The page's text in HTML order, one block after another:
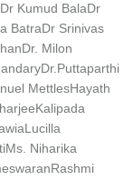
Dr Kumud BalaDr
BatraDr Srinivas
Dr. Milon
Dr.Puttaparthi
MettlesHayath
Kalipada
Lucilla
Ms. Niharika
Rashmi